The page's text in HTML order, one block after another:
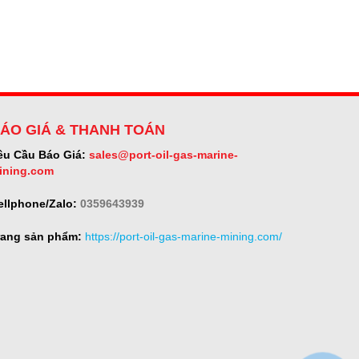
GIÁ & THANH TOÁN
Cầu Báo Giá: sales@port-oil-gas-marine-
Zalo: 0359643939
sản phẩm: https://port-oil-gas-marine-mining.com/